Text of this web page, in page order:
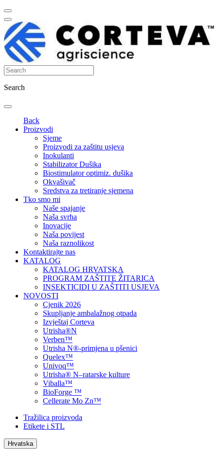
Search
Back
Proizvodi
Sjeme
Proizvodi za zaštitu usjeva
Inokulanti
Stabilizator Dušika
Biostimulator optimiz. dušika
Okvašivač
Sredstva za tretiranje sjemena
Tko smo mi
Naše spajanje
Naša svrha
Inovacije
Naša povijest
Naša raznolikost
Kontaktirajte nas
KATALOG
KATALOG HRVATSKA
PROGRAM ZAŠTITE ŽITARICA
INSEKTICIDI U ZAŠTITI USJEVA
NOVOSTI
Cjenik 2026
Skupljanje ambalažnog otpada
Izvještaj Corteva
Utrisha®N
Verben™
Utrisha N®-primjena u pšenici
Quelex™
Univoq™
Utrisha® N–ratarske kulture
Viballa™
BioForge ™
Cellerate Mo Zn™
Tražilica proizvoda
Etikete i STL
Hrvatska